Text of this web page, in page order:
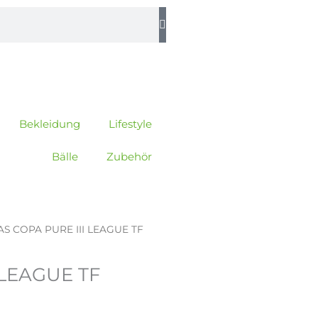
Bekleidung Lifestyle
Bälle Zubehör
COPA PURE III LEAGUE TF
TF